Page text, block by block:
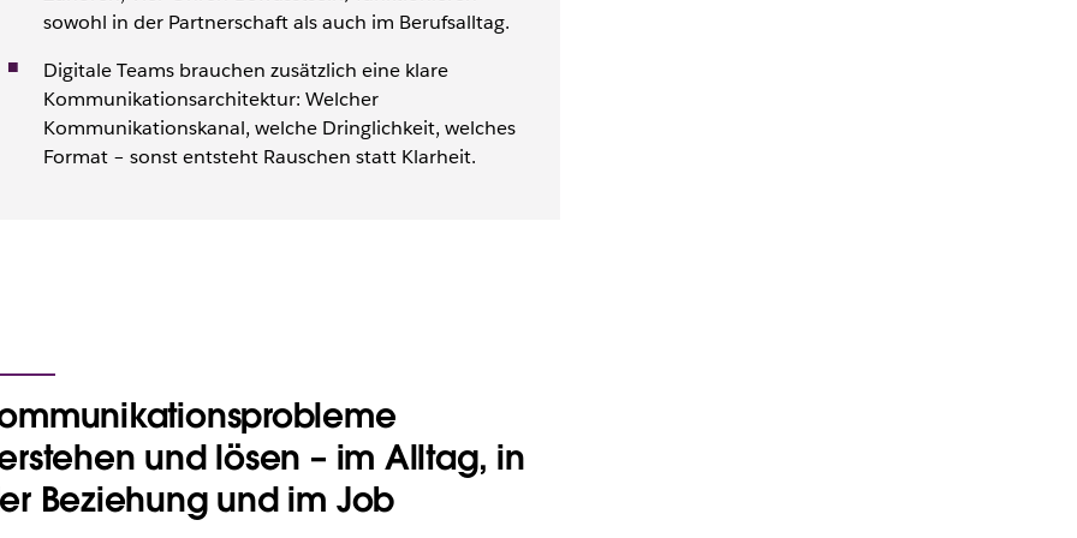
sowohl in der Partnerschaft als auch im Berufsalltag.
Digitale Teams brauchen zusätzlich eine klare
Kommunikationsarchitektur: Welcher
Kommunikationskanal, welche Dringlichkeit, welches
Format – sonst entsteht Rauschen statt Klarheit.
und lösen – im Alltag, in
Beziehung und im Job